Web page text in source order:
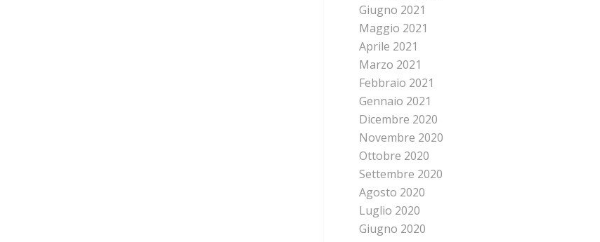
Giugno 2021
Maggio 2021
Aprile 2021
Marzo 2021
Febbraio 2021
Gennaio 2021
Dicembre 2020
Novembre 2020
Ottobre 2020
Settembre 2020
Agosto 2020
Luglio 2020
Giugno 2020